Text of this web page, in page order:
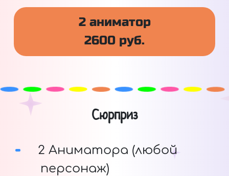
2 аниматор
2600 руб.
Сюрприз
2 Аниматора (любой
персонаж)